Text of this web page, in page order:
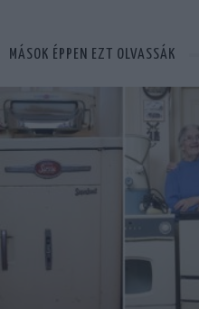
MÁSOK ÉPPEN EZT OLVASSÁK